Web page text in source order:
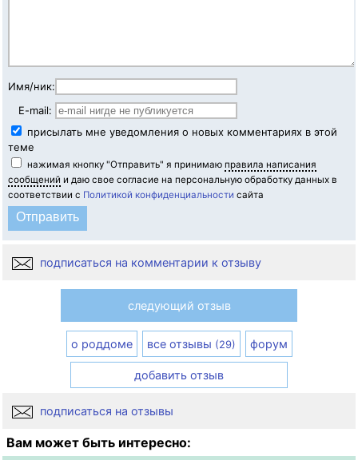
Имя/ник:
E-mail:
присылать мне уведомления о новых комментариях в этой
теме
нажимая кнопку "Отправить" я принимаю правила написания
сообщений и даю свое согласие на персональную обработку данных в
соответствии с Политикой конфиденциальности сайта
подписаться на комментарии к отзыву
следующий отзыв
о роддоме все отзывы (29) форум
добавить отзыв
подписаться на отзывы
Вам может быть интересно: